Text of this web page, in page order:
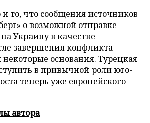
то, что сообщения источников
о возможной отправке
Украину в качестве
завершения конфликта
основания. Турецкая
в привычной роли юго-
теперь уже европейского
автора